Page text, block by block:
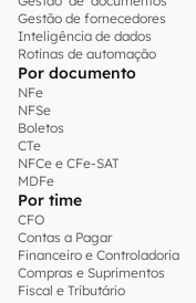
Gestão de fornecedores
Inteligência de dados
Rotinas de automação
Por documento
NFe
NFSe
Boletos
CTe
NFCe e CFe-SAT
MDFe
Por time
CFO
Contas a Pagar
Financeiro e Controladoria
Compras e Suprimentos
Fiscal e Tributário